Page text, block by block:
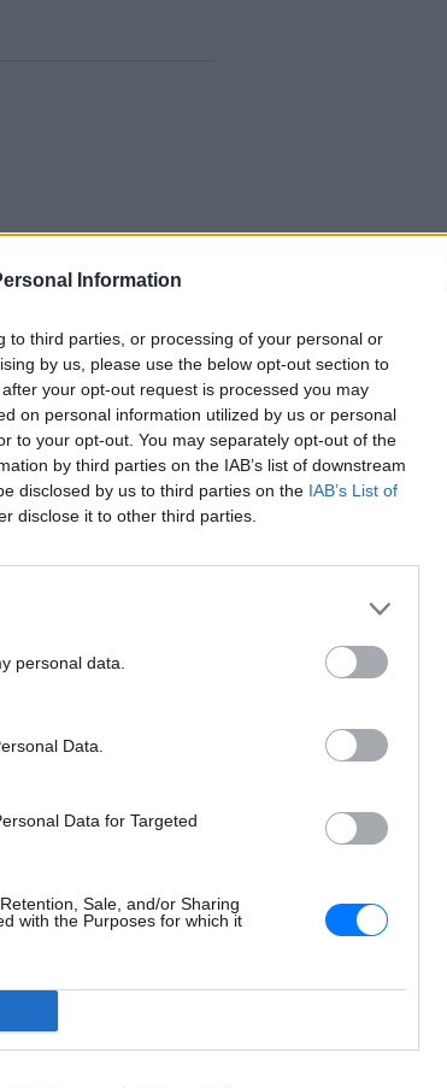
Information
to third parties, or processing of your personal or
by us, please use the below opt-out section to
your opt-out request is processed you may
on personal information utilized by us or personal
to your opt-out. You may separately opt-out of the
by third parties on the IAB’s list of downstream
disclosed by us to third parties on the IAB’s List of
disclose it to other third parties.
personal data.
Data.
Data for Targeted
Sale, and/or Sharing
with the Purposes for which it
Η παράξενη
της Ευρώπης, το
ΘΕΜΑΤΑ
Το μυστικό των
κρύβεται σε ένα
Πάρο με μαύρο
από τις
των Κυκλάδων
βράδυ στο
δηλητηρίαση και
στο Instagram τις